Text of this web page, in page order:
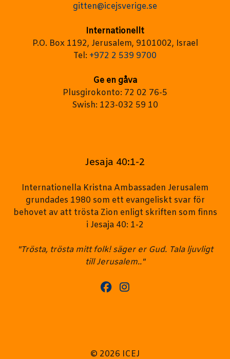
gitten@icejsverige.se
Internationellt
P.O. Box 1192, Jerusalem, 9101002, Israel
Tel: +972 2 539 9700
Ge en gåva
Plusgirokonto: 72 02 76-5
Swish: 123-032 59 10
Jesaja 40:1-2
Internationella Kristna Ambassaden Jerusalem
grundades 1980 som ett evangeliskt svar för
behovet av att trösta Zion enligt skriften som finns
i Jesaja 40: 1-2
"Trösta, trösta mitt folk! säger er Gud. Tala ljuvligt
till Jerusalem.."
© 2026 ICEJ